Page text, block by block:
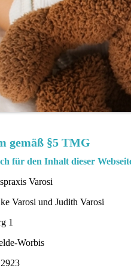
gemäß §5 TMG
für den Inhalt dieser
Varosi
Varosi und Judith Varosi
1
Worbis